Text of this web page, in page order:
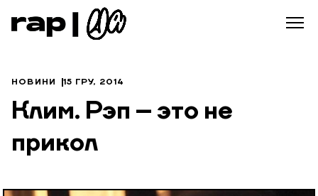
НОВИНИ 15 ГРУ, 2014
Клим. Рэп – это не
прикол